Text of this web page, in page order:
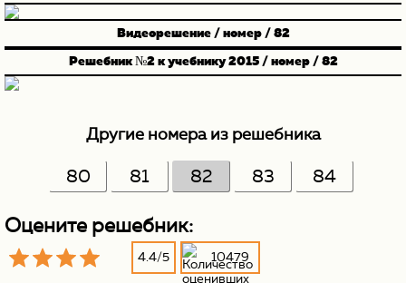
Видеорешение / номер / 82
Решебник №2 к учебнику 2015 / номер / 82
Другие номера из решебника
80 81 82 83 84
Оцените решебник:
4.4/5 10479